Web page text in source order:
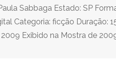
Sabbaga Estado: SP
Categoria: ficção Duração:
Exibido na Mostra de